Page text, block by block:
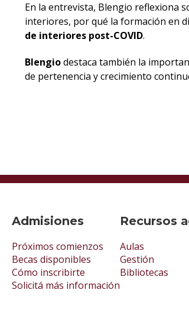
En la entrevista, Blengio reflexiona
interiores, por qué la formación en
de interiores post-COVID.
Blengiodestaca también la
de pertenencia y crecimiento
Admisiones
Próximos comienzos
Becas disponibles
Cómo inscribirte
Solicitá más información
Recursos
Aulas
Gestión
Bibliotecas